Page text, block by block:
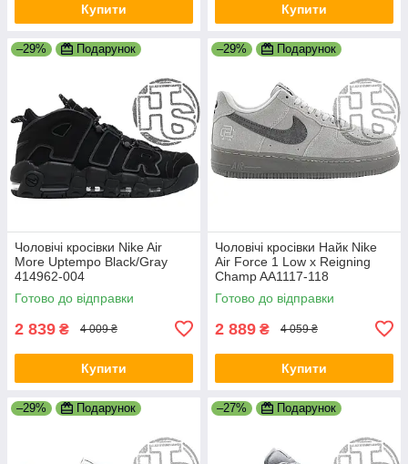
Купити Купити
–29% Подарунок
Чоловічі кросівки Nike Air
More Uptempo Black/Gray
414962-004
Готово до відправки
2 839 ₴ 4 009 ₴
Купити
–29% Подарунок
Чоловічі кросівки Найк Nike
Air Force 1 Low x Reigning
Champ AA1117-118
Готово до відправки
2 889 ₴ 4 059 ₴
Купити
–29% Подарунок –27% Подарунок